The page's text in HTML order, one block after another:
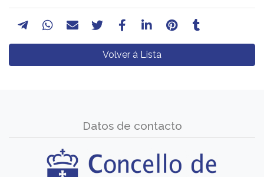
Volver á Lista
Datos de contacto